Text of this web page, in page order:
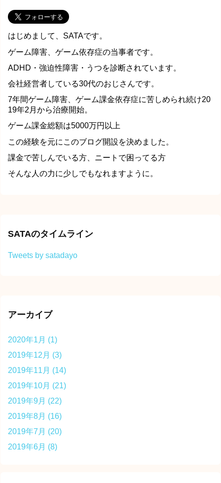
はじめまして、SATAです。
ゲーム障害、ゲーム依存症の当事者です。
ADHD・強迫性障害・うつを診断されています。
会社経営者している30代のおじさんです。
7年間ゲーム障害、ゲーム課金依存症に苦しめられ続け20
19年2月から治療開始。
ゲーム課金総額は5000万円以上
この経験を元にこのブログ開設を決めました。
課金で苦しんでいる方、ニートで困ってる方
そんな人の力に少しでもなれますように。
SATAのタイムライン
Tweets by satadayo
アーカイブ
2020年1月 (1)
2019年12月 (3)
2019年11月 (14)
2019年10月 (21)
2019年9月 (22)
2019年8月 (16)
2019年7月 (20)
2019年6月 (8)